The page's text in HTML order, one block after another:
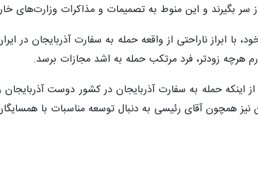
سر بگیرند و این منوط به تصمیمات و مذاکرات وزارت‌های
ابراز ناراحتی از واقعه حمله به سفارت آذربایجان در
هرچه زودتر،‌ فرد مرتکب حمله به اشد مجازات برسد.
از اینکه حمله به سفارت آذربایجان در کشور دوست
نیز همچون آقای رئیسی به دنبال توسعه مناسبات با